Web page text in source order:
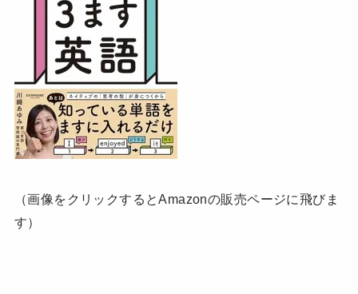
（画像をクリックするとAmazonの販売ページに飛びま
す）